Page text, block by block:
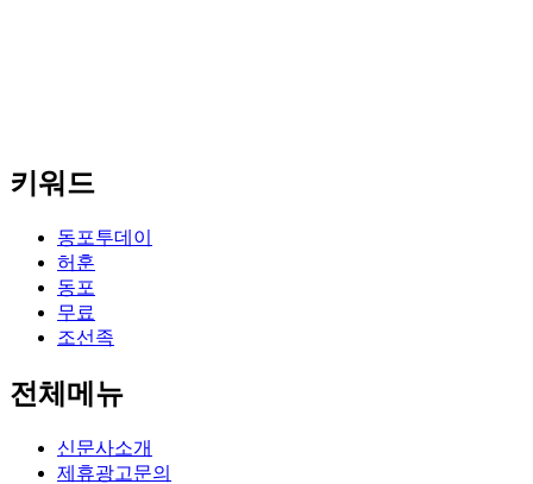
키워드
동포투데이
허훈
동포
무료
조선족
전체메뉴
신문사소개
제휴광고문의